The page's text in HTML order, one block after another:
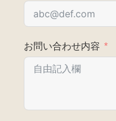
お問い合わせ内容